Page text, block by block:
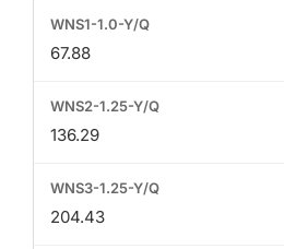
67.88
136.29
204.43